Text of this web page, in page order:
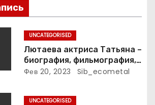
UNCATEGORISED
Лютаева актриса Татьяна –
биография, фильмография,
достижения
Фев 20, 2023 Sib_ecometal
UNCATEGORISED